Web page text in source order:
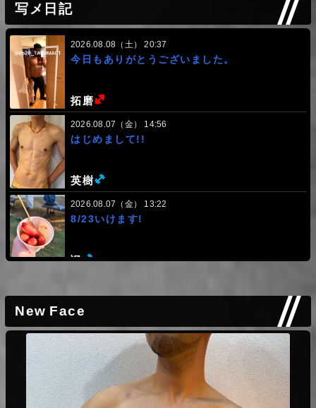
2026.06.27 16:26 レス数:
3
初めまして、今月末に予約したいです。どんなプレイで
きますか
颯 (ミドル級)
2026.06.18 16:52
Hello Takuma, I am a foreign visitor. While
reading your profile, I noticed that you mentioned
hypnosis. As I have very little experience, I feel
that relaxing through hypnosis might help me feel
more comfortable and enjoy the experience with
you. Would it be possible for someone who does
whether a beginner like me would be able to
handle your 16 cm big size, so I would appreciate
your thoughts on that as well. Thank you for your
time.
(ヘビー級)
2026.06.08 14:29 レス数:
1
speak Japanese. Shall we talk with English?
拓磨 (ヘビー級)
2026.06.07 10:20 レス数:
4
アナルなしでお願いしたいんですが、120分でプレイの
間とかってもつものでしょうか？ 催眠と緊縛M性感も
写メ日記
2026.08.08（土） 20:37
今日もありがとうございました。
拓磨
2026.08.07（金） 14:56
はじめまして!!
英樹
2026.08.07（金） 13:22
8/23いけます!
颯
今日も空いてるよー
拓磨 (ヘビー級)
2026.08.06（木） 14:58
急遽今夜
New Face